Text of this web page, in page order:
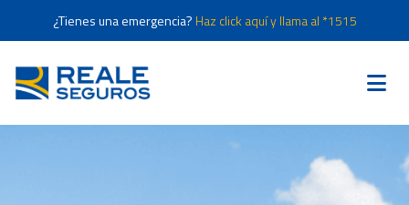
¿Tienes una emergencia? Haz click aquí y llama al *1515